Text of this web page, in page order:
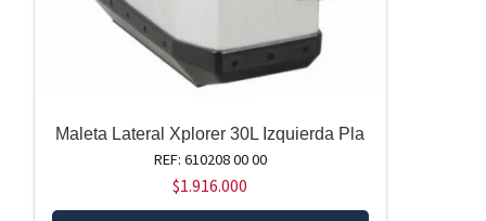
Maleta Lateral Xplorer 30L Izquierda Pla
REF: 610208 00 00
$1.916.000